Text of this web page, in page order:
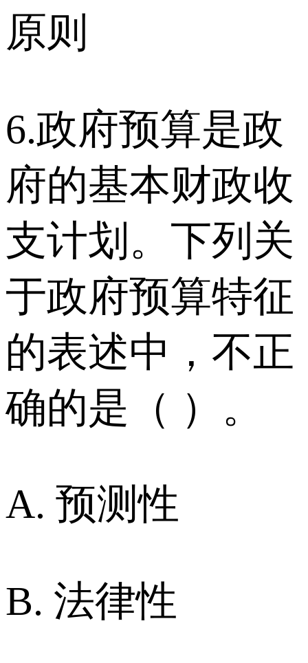
原则
6.政府预算是政
府的基本财政收
支计划。下列关
于政府预算特征
的表述中，不正
确的是（ ）。
A. 预测性
B. 法律性